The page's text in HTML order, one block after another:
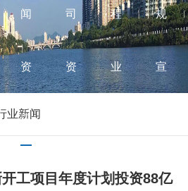
闻
资
讯
司
资
程
业
规
宣
业新闻
工项目年度计划投资88亿